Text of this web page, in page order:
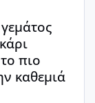
πιο
καθεμιά